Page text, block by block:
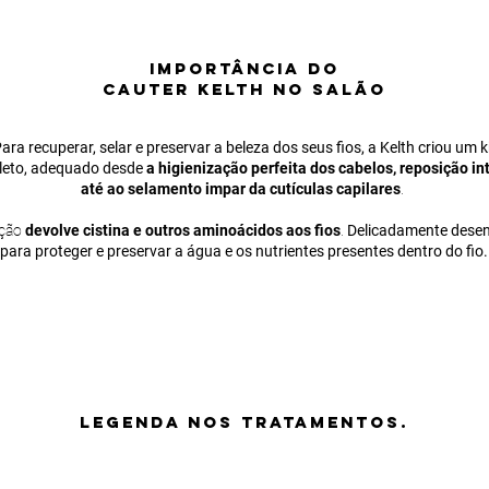
IMPORTÂNCIA DO
CAUTER KELTH NO SALÃO
recuperar, selar e preservar a beleza dos seus fios, a Kelth criou um
adequado desdea higienização perfeita dos cabelos, reposição
até ao selamento impar da cutículas capilares
devolve cistina e outros aminoácidos aos fios Delicadamente
para proteger e preservar a água e os nutrientes presentes dentro do fio.
LEGENDA nos tratamentos.